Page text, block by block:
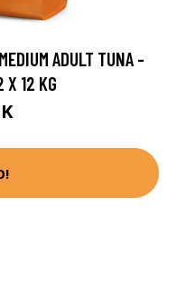
ADULT TUNA -
X 12 KG